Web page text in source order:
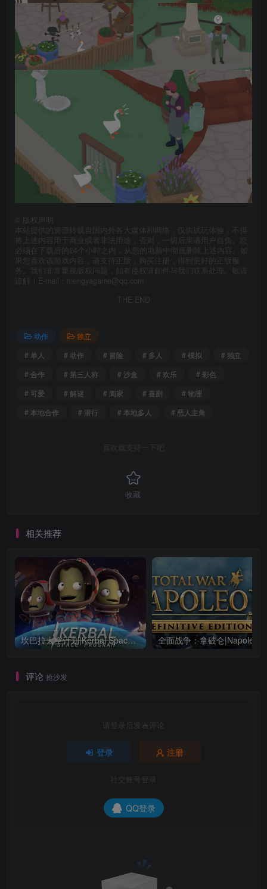
版权声明
本站提供的资源转载自国内外各大媒体和网络，仅供试玩体验；不得
将上述内容用于商业或者非法用途，否则，一切后果请用户自负。您
必须在下载后的24个小时之内，从您的电脑中彻底删除上述内容。如
果您喜欢该游戏内容，请支持正版，购买注册，得到更好的正版服
务。我们非常重视版权问题，如有侵权请邮件与我们联系处理。敬请
谅解！E-mail：mengyagame@qq.com
THE END
动作
独立
# 单人
# 动作 # 冒险 # 多人 # 模拟
# 独立
# 合作
# 第三人称 # 沙盒 # 欢乐
# 彩色
# 可爱
# 解谜 # 阖家 # 喜剧
# 物理
# 本地合作
# 潜行 # 本地多人 # 恶人主角
喜欢就支持一下吧
收藏
相关推荐
坎巴拉太空计划|Kerbal Space Program|1.12.5.3190|整合全DLC
评论 抢沙发
请登录后发表评论
登录 注册
社交账号登录
QQ登录